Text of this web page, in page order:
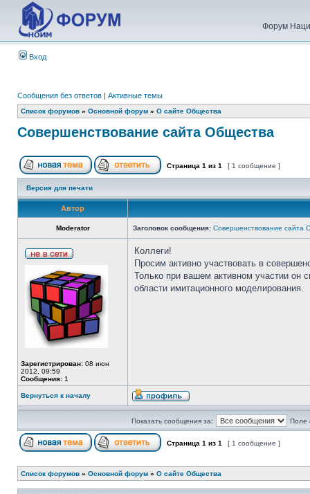
Форум
Вход
Сообщения без ответов | Активные темы
Список форумов » Основной форум » О сайте Общества
Совершенствование сайта Общества
Страница 1 из 1 [ 1 сообщение ]
Версия для печати
Автор
Moderator Заголовок сообщения: Совершенствование сайта
Зарегистрирован: 08 июн
2012, 09:59
Сообщения: 1
Коллеги!
Просим активно участвовать в
Только при вашем активном участии он
области имитационного моделирования.
Вернуться к началу
Показать сообщения за: Поле
Страница 1 из 1 [ 1 сообщение ]
Список форумов » Основной форум » О сайте Общества